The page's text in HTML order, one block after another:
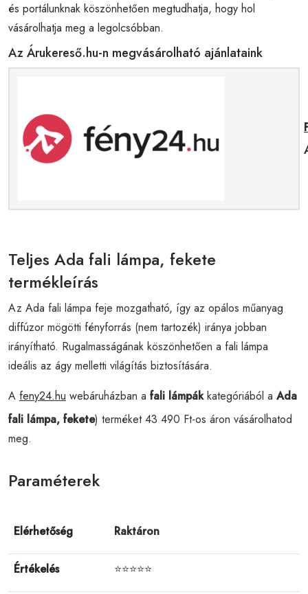
és portálunknak köszönhetően megtudhatja, hogy hol
vásárolhatja meg a legolcsóbban.
Az Árukereső.hu-n megvásárolható ajánlataink
Teljes Ada fali lámpa, fekete
termékleírás
Az Ada fali lámpa feje mozgatható, így az opálos műanyag
diffúzor mögötti fényforrás (nem tartozék) iránya jobban
irányítható. Rugalmasságának köszönhetően a fali lámpa
ideális az ágy melletti világítás biztosítására.
A feny24.hu webáruházban a fali lámpákkategóriából a Ada
fali lámpa, fekete) terméket 43 490 Ft-os áron vásárolhatod
meg.
Paraméterek
Elérhetőség Raktáron
Értékelés ⭐⭐⭐⭐⭐